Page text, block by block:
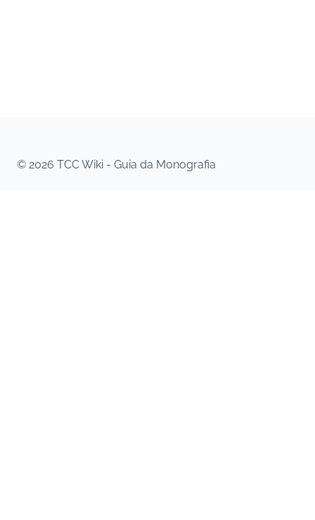
© 2026 TCC Wiki - Guia da Monografia